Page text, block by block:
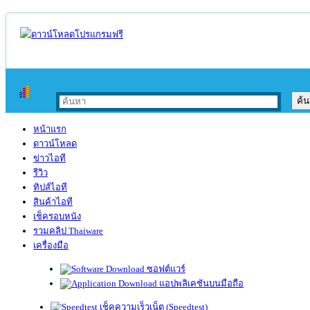
หน้าแรก
ดาวน์โหลด
ข่าวไอที
รีวิว
ทิปส์ไอที
สินค้าไอที
เช็ครอบหนัง
รวมคลิป Thaiware
เครื่องมือ
ซอฟต์แวร์
แอปพลิเคชันบนมือถือ
เช็คความเร็วเน็ต (Speedtest)